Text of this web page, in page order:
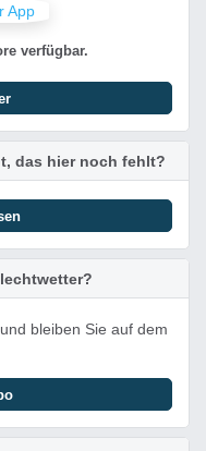
verfügbar.
das hier noch fehlt?
bleiben Sie auf dem